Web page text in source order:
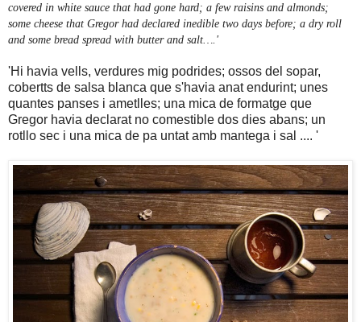
covered in white sauce that had gone hard; a few raisins and almonds;
some cheese that Gregor had declared inedible two days before; a dry roll
and some bread spread with butter and salt….'
'Hi havia vells, verdures mig podrides; ossos del sopar,
cobertts de salsa blanca que s'havia anat endurint; unes
quantes panses i ametlles; una mica de formatge que
Gregor havia declarat no comestible dos dies abans; un
rotllo sec i una mica de pa untat amb mantega i sal .... '